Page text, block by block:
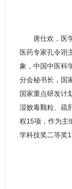
唐仕欢，医
医药专家孔令诩
象，中国中医科
分会秘书长，国
国家重点研发计
湿败毒颗粒、疏
权15项，作为主
学科技奖二等奖